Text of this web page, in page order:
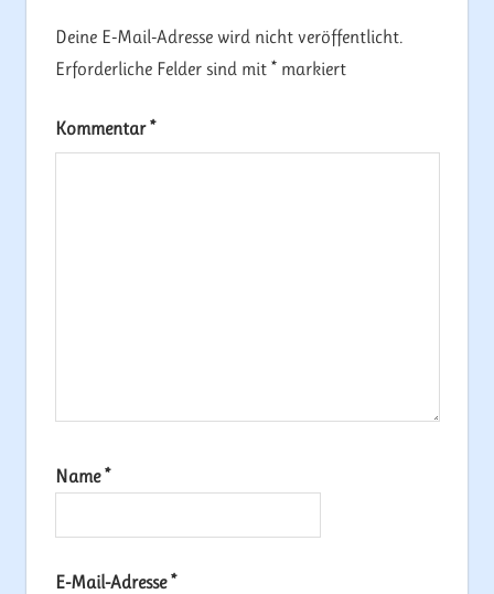
Deine E-Mail-Adresse wird nicht veröffentlicht.
Erforderliche Felder sind mit *markiert
Kommentar*
Name*
E-Mail-Adresse*